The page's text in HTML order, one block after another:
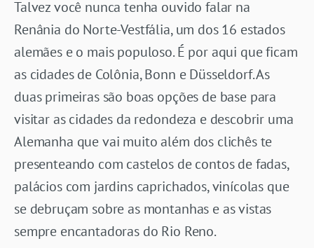
Talvez você nunca tenha ouvido falar na
Renânia do Norte-Vestfália, um dos 16 estados
alemães e o mais populoso. É por aqui que ficam
as cidades de Colônia, Bonn e Düsseldorf. As
duas primeiras são boas opções de base para
visitar as cidades da redondeza e descobrir uma
Alemanha que vai muito além dos clichês te
presenteando com castelos de contos de fadas,
palácios com jardins caprichados, vinícolas que
se debruçam sobre as montanhas e as vistas
sempre encantadoras do Rio Reno.